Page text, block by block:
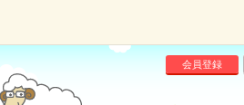
会員登録